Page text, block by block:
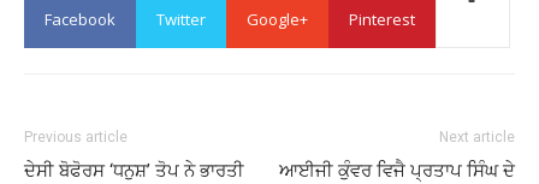
Facebook Twitter Google+ Pinterest
Previous article
ਦੇਸੀ ਬੋਫੋਰਸ ‘ਧਨੁਸ਼’ ਤੋਪ ਨੇ ਭਾਰਤੀ
Next article
ਆਈਜੀ ਕੁੰਵਰ ਵਿਜੈ ਪ੍ਰਤਾਪ ਸਿੰਘ ਦੇ